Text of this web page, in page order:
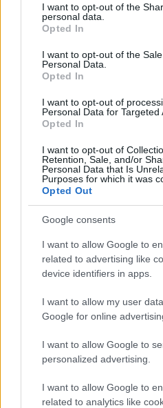
not limited to your visit or usage
grant or deny consent to
use your data for below
consent section.
I want to opt-out of the
personal data.
Opted In
I want to opt-out of the
Personal Data.
Opted In
I want to opt-out of
Personal Data for Targeted
Opted In
I want to opt-out of
Retention, Sale, and/or
Personal Data that Is
Purposes for which it was
Opted Out
Google consents
I want to allow Google to
related to advertising like
device identifiers in apps.
I want to allow my user
Google for online
I want to allow Google to
personalized advertising.
I want to allow Google to
related to analytics like
Continua a leggere
B2B NEWS